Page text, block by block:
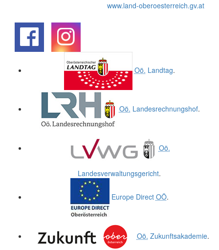
www.land-oberoesterreich.gv.at
Oö. Landtag.
Oö. Landesrechnungshof.
Oö.
Landesverwaltungsgericht.
Europe Direct OÖ.
Oö. Zukunftsakademie.